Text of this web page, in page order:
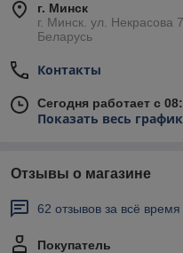
г. Минск
г. Минск. ул. Некрасова
Беларусь
Контакты
Сегодня работает с
Показать весь
Отзывы о магазине
62 отзывов за всё время
Покупатель